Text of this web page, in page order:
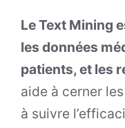
Le Text Mining
les données
patients, et les
aide à cerner
à suivre